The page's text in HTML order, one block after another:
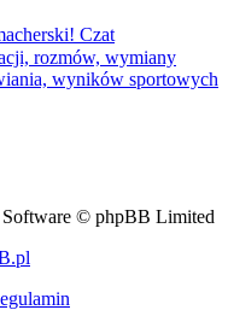
Czat
rozmów, wymiany
wyników sportowych
© phpBB Limited